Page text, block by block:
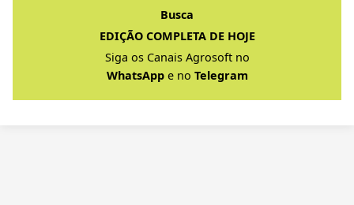
Busca
EDIÇÃO COMPLETA DE HOJE
Siga os Canais Agrosoft no
WhatsAppe no Telegram